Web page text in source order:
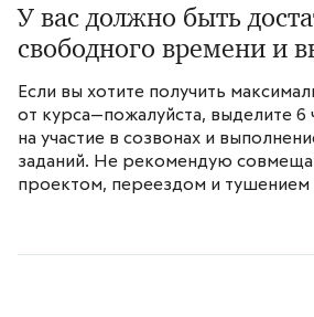
У вас должно быть
свободного времени и
Если вы хотите получить
от курса—пожалуйста, выделите 6
на участие в созвонах и
заданий. Не рекомендую
проектом, переездом и